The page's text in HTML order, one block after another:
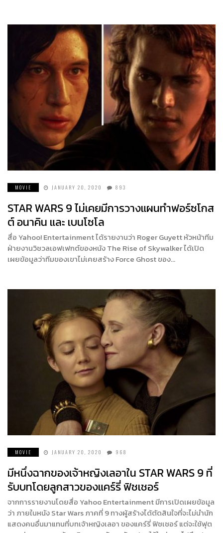
MOVIE JANUARY 20, 2020 893
STAR WARS 9 ไม่เคยมีการวางแผนทำฟอร์ซโกส
ต์ อนาคิน และ เบนโซโล
สื่อ Yahoo! Entertainment ได้รายงานว่า Roger Guyett หัวหน้าทีม
ฝ่ายงานวิชวลเอฟเฟกต์ของหนัง The Rise of Skywalker ได้เปิด
เผยข้อมูลว่าทีมของเขาไม่เคยสร้าง Force Ghost ของ…
MOVIE JANUARY 20, 2020 968
มีหนึ่งฉากของเจ้าหญิงเลอาใน STAR WARS 9 ที่
รับบทโดยลูกสาวของแคร์รี่ ฟิชเชอร์
จากการรายงานโดยสื่อ Yahoo Entertainment มีการเปิดเผยข้อมูล
ว่า ภายในหนัง Star Wars ภาคที่ 9 ทางผู้สร้างได้ตัดสินใจที่จะไม่นำนัก
แสดงคนอื่นมาแทนที่บทเจ้าหญิงเลอา ของแคร์รี่ ฟิชเชอร์ แต่จะใช้ฟุต